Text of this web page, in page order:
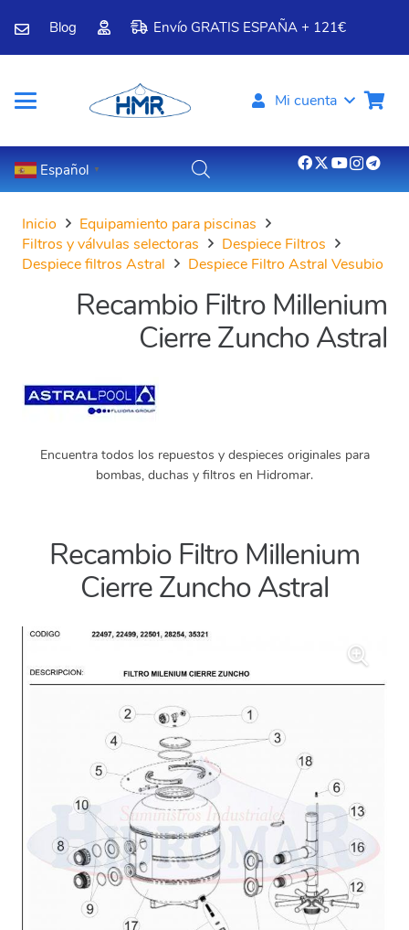
Blog Envío GRATIS ESPAÑA + 121€
Mi cuenta
Español ▼
Inicio
Equipamiento para piscinas
Filtros y válvulas selectoras
Despiece Filtros
Despiece filtros Astral
Despiece Filtro Astral Vesubio
Recambio Filtro Millenium
Cierre Zuncho Astral
Encuentra todos los repuestos y despieces originales para
bombas, duchas y filtros en Hidromar.
Recambio Filtro Millenium
Cierre Zuncho Astral